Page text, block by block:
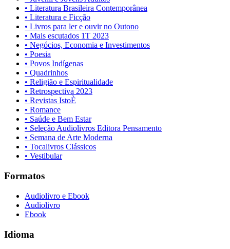
• Literatura Brasileira Contemporânea
• Literatura e Ficção
• Livros para ler e ouvir no Outono
• Mais escutados 1T 2023
• Negócios, Economia e Investimentos
• Poesia
• Povos Indígenas
• Quadrinhos
• Religião e Espiritualidade
• Retrospectiva 2023
• Revistas IstoÈ
• Romance
• Saúde e Bem Estar
• Seleção Audiolivros Editora Pensamento
• Semana de Arte Moderna
• Tocalivros Clássicos
• Vestibular
Formatos
Audiolivro e Ebook
Audiolivro
Ebook
Idioma